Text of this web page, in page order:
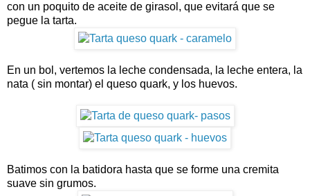
con un poquito de aceite de girasol, que evitará que se
pegue la tarta.
En un bol, vertemos la leche condensada, la leche entera, la
nata ( sin montar) el queso quark, y los huevos.
Batimos con la batidora hasta que se forme una cremita
suave sin grumos.